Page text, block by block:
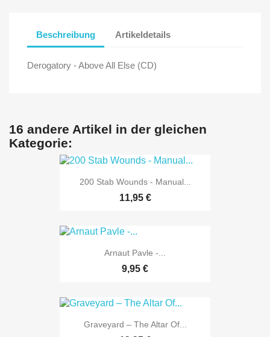
Beschreibung Artikeldetails
Derogatory - Above All Else (CD)
16 andere Artikel in der gleichen
Kategorie:
200 Stab Wounds - Manual...
11,95 €
Arnaut Pavle -...
9,95 €
Graveyard – The Altar Of...